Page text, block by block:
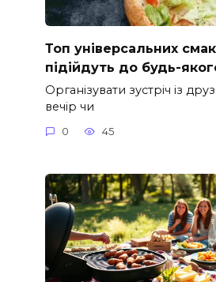
Топ універсальних
підійдуть до будь-
Організувати зустріч із
вечір чи
0 45